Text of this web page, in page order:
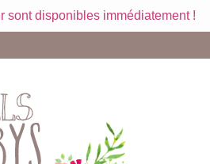
sont disponibles immédiatement !